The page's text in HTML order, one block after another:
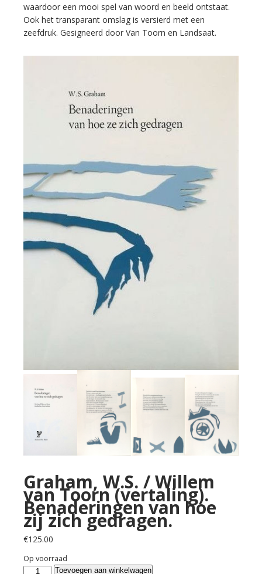
waardoor een mooi spel van woord en beeld ontstaat.
Ook het transparant omslag is versierd met een
zeefdruk. Gesigneerd door Van Toorn en Landsaat.
Graham, W.S. / Willem
van Toorn (vertaling).
Benaderingen van hoe
zij zich gedragen.
€125.00
Op voorraad
Graham,Toevoegen aan winkelwagen